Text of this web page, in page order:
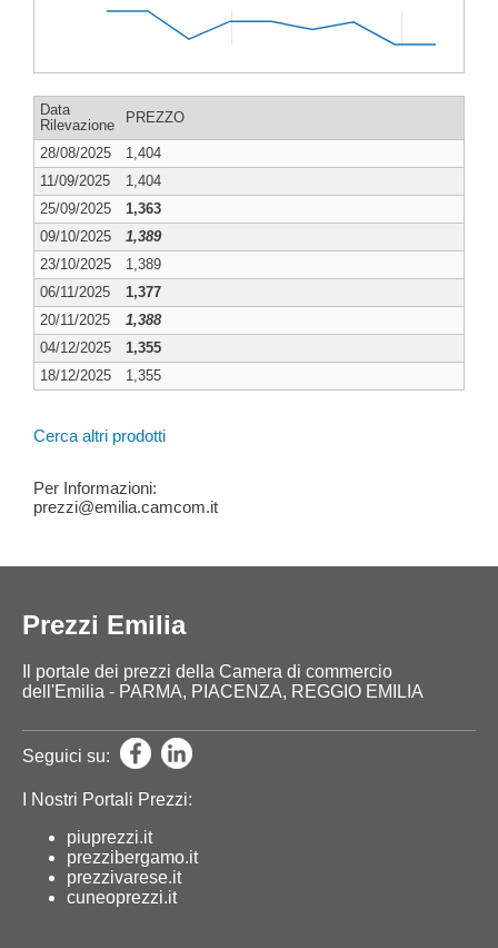
Data
Rilevazione
PREZZO
28/08/2025
1,404
11/09/2025
1,404
25/09/2025
1,363
09/10/2025
1,389
23/10/2025
1,389
06/11/2025
1,377
20/11/2025
1,388
04/12/2025
1,355
18/12/2025
1,355
Cerca altri prodotti
Per Informazioni:
prezzi@emilia.camcom.it
Prezzi Emilia
Il portale dei prezzi della Camera di commercio
dell'Emilia - PARMA, PIACENZA, REGGIO EMILIA
Seguici su:
I Nostri Portali Prezzi:
piuprezzi.it
prezzibergamo.it
prezzivarese.it
cuneoprezzi.it